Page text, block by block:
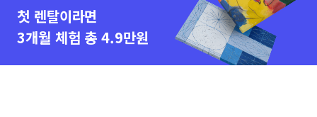
첫 렌탈이라면
3개월 체험 총 4.9만원